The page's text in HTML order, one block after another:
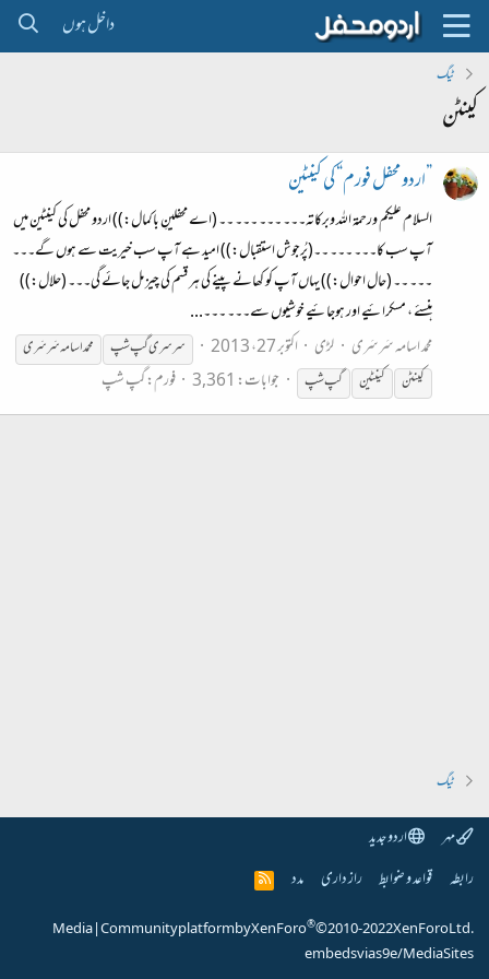
داخل ہوں
ٹیگ
کینٹن
”اردو محفل فورم“ کی کینٹین
السلام علیکم ورحمۃ اللہ وبرکاتہ۔۔۔ ۔۔۔ ۔۔۔ ۔۔ (اے محفلینِ باکمال:)) اردو محفل کی کینٹین میں
آپ سب کا۔۔۔ ۔۔۔ ۔۔(پُرجوش استقبال:)) امید ہے آپ سب خیریت سے ہوں گے۔۔۔
۔۔۔ ۔۔ (حال احوال:)) یہاں آپ کو کھانے پینے کی ہر قسم کی چیز مل جائے گی۔۔۔ (حلال:))
ہنسئے ، مسکرائیے اور ہوجائیے خوشیوں سے۔۔۔ ۔۔۔...
محمد اسامہ سَرسَری
لڑی اکتوبر 27، 2013 سرسری گپ شپ
محمد اسامہ سَرسَری
کینٹن
کینٹین گپ شپ جوابات: 3,361 فورم:گپ شپ
ٹیگ
مہر
اردو جدید
رابطہ قواعد و ضوابط راز داری مدد
R
S
Community platform by XenForo®© 2010-2022 XenForo Ltd.
|
Media
embeds via s9e/MediaSites